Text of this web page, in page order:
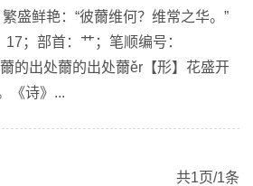
盛鲜艳：“彼薾维何？维常之华。”
；部首：艹；笔顺编号：
的出处薾的出处薾ěr【形】花盛开
《诗》...
共1页/1条